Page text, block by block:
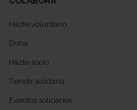
Hazte voluntario
Dona
Hazte socio
Tienda solidaria
Eventos solidarios